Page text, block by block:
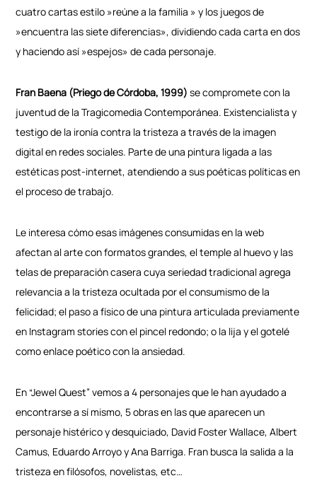
cuatro cartas estilo »reúne a la familia » y los juegos de
»encuentra las siete diferencias», dividiendo cada carta en dos
y haciendo así »espejos» de cada personaje.
Fran Baena (Priego de Córdoba, 1999) se compromete con la
juventud de la Tragicomedia Contemporánea. Existencialista y
testigo de la ironía contra la tristeza a través de la imagen
digital en redes sociales. Parte de una pintura ligada a las
estéticas post-internet, atendiendo a sus poéticas políticas en
el proceso de trabajo.
Le interesa cómo esas imágenes consumidas en la web
afectan al arte con formatos grandes, el temple al huevo y las
telas de preparación casera cuya seriedad tradicional agrega
relevancia a la tristeza ocultada por el consumismo de la
felicidad; el paso a físico de una pintura articulada previamente
en Instagram stories con el pincel redondo; o la lija y el gotelé
como enlace poético con la ansiedad.
En “Jewel Quest” vemos a 4 personajes que le han ayudado a
encontrarse a sí mismo, 5 obras en las que aparecen un
personaje histérico y desquiciado, David Foster Wallace, Albert
Camus, Eduardo Arroyo y Ana Barriga. Fran busca la salida a la
tristeza en filósofos, novelistas, etc…